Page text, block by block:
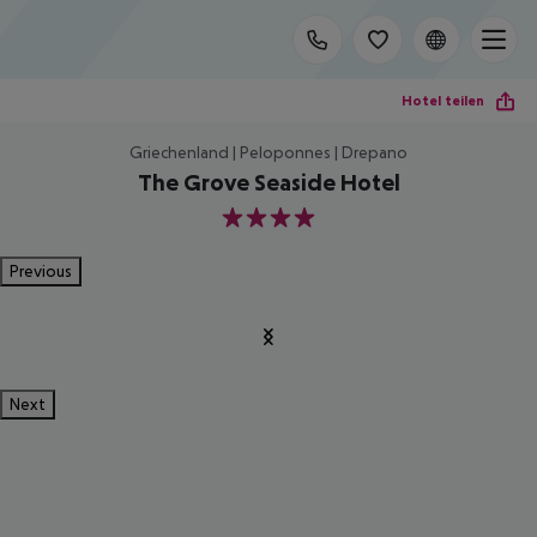
Hotel teilen
Griechenland | Peloponnes | Drepano
The Grove Seaside Hotel
4
Previous
Next